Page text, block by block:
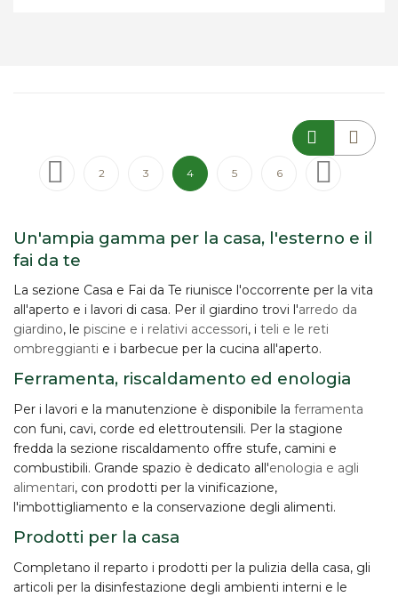
Pagina
Pagina
PrecedentePagina
2 Pagina
3 Attualmente stai leggendo la pagina
4 Pagina
5 Pagina
6
Un'ampia gamma per la casa, l'esterno e il
fai da te
La sezione Casa e Fai da Te riunisce l'occorrente per la vita
all'aperto e i lavori di casa. Per il giardino trovi l'arredo da
giardino, le piscine e i relativi accessori, i teli e le reti
ombreggianti e i barbecue per la cucina all'aperto.
Ferramenta, riscaldamento ed enologia
Per i lavori e la manutenzione è disponibile la ferramenta
con funi, cavi, corde ed elettroutensili. Per la stagione
fredda la sezione riscaldamento offre stufe, camini e
combustibili. Grande spazio è dedicato all'enologia e agli
alimentari, con prodotti per la vinificazione,
l'imbottigliamento e la conservazione degli alimenti.
Prodotti per la casa
Completano il reparto i prodotti per la pulizia della casa, gli
articoli per la disinfestazione degli ambienti interni e le